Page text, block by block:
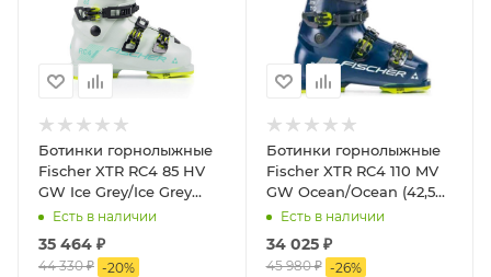
Ботинки горнолыжные
Fischer XTR RC4 85 HV
GW Ice Grey/Ice Grey
(37,5 RU (24,5))
Есть в наличии
35 464 ₽
44 330 ₽ -20%
Ботинки горнолыжные
Fischer XTR RC4 110 MV
GW Ocean/Ocean (42,5
RU ( 28,5))
Есть в наличии
34 025 ₽
45 980 ₽ -26%